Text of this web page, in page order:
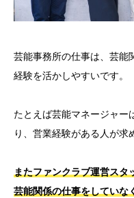
芸能事務所の仕事は、芸能
経験を活かしやすいです。
たとえば芸能マネージャー
り、営業経験がある人が求
またファンクラブ運営スタ
芸能関係の仕事をしていな